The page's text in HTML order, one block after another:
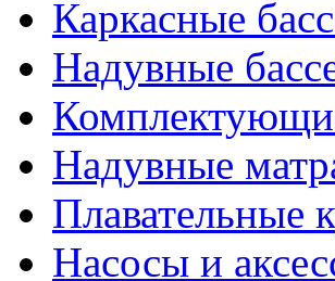
Каркасные
Надувные
Надувные
Плавательные
Насосы и